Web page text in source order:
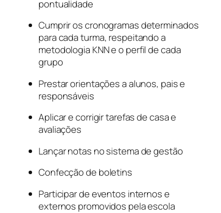
pontualidade
Cumprir os cronogramas determinados
para cada turma, respeitando a
metodologia KNN e o perfil de cada
grupo
Prestar orientações a alunos, pais e
responsáveis
Aplicar e corrigir tarefas de casa e
avaliações
Lançar notas no sistema de gestão
Confecção de boletins
Participar de eventos internos e
externos promovidos pela escola